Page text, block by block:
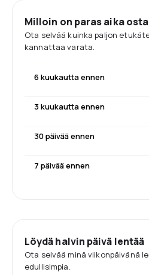
Milloin on paras aika
Ota selvää kuinka paljon
kannattaa varata.
6 kuukautta ennen
3 kuukautta ennen
30 päivää ennen
7 päivää ennen
Löydä halvin päivä lentää
Ota selvää minä viikonpäivänä
edullisimpia.